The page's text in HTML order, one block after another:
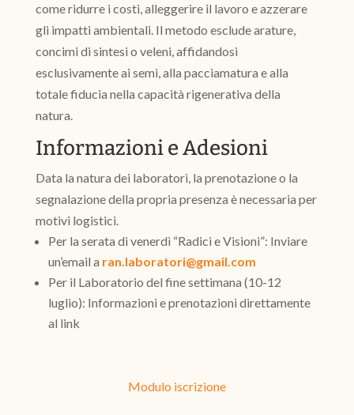
come ridurre i costi, alleggerire il lavoro e azzerare
gli impatti ambientali. Il metodo esclude arature,
concimi di sintesi o veleni, affidandosi
esclusivamente ai semi, alla pacciamatura e alla
totale fiducia nella capacità rigenerativa della
natura.
Informazioni e Adesioni
Data la natura dei laboratori, la prenotazione o la
segnalazione della propria presenza è necessaria per
motivi logistici.
Per la serata di venerdì “Radici e Visioni”: Inviare
un’email a ran.laboratori@gmail.com
Per il Laboratorio del fine settimana (10-12
luglio): Informazioni e prenotazioni direttamente
al link
Modulo iscrizione